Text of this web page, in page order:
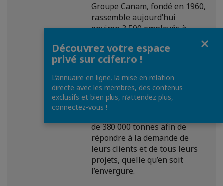
Groupe Canam, fondé en 1960,
rassemble aujourd’hui
environ 3 500 employés à
travers le monde. L’entreprise
compte 10 usines au Canada
et aux États-Unis, ainsi que
des bureaux d’ingénierie au
Canada, en Roumanie, en Inde
et aux Philippines. Leurs
usines ont une capacité de
de 380 000 tonnes afin de
répondre à la demande de
leurs clients et de tous leurs
projets, quelle qu’en soit
l’envergure.
Découvrez votre espace
privé sur ccifer.ro !
L’annuaire en ligne, la mise en relation
directe avec les membres, des contenus
exclusifs et bien plus, n’attendez plus,
connectez-vous !